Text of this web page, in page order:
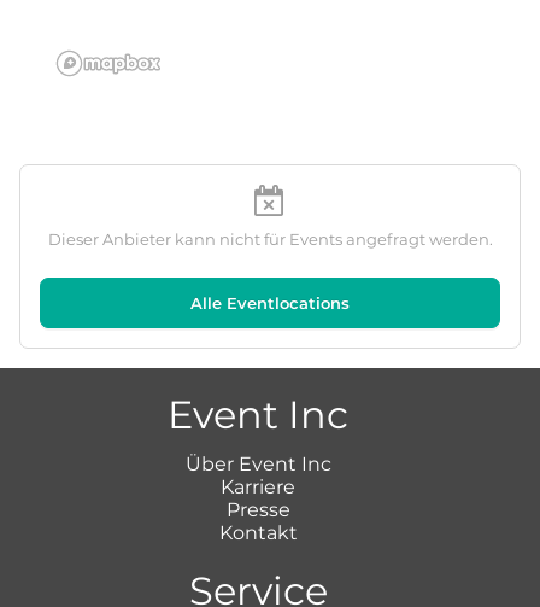
Dieser Anbieter kann nicht für Events angefragt werden.
Alle Eventlocations
Event Inc
Über Event Inc
Karriere
Presse
Kontakt
Service